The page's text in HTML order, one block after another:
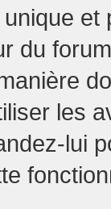
et
du
les
lui